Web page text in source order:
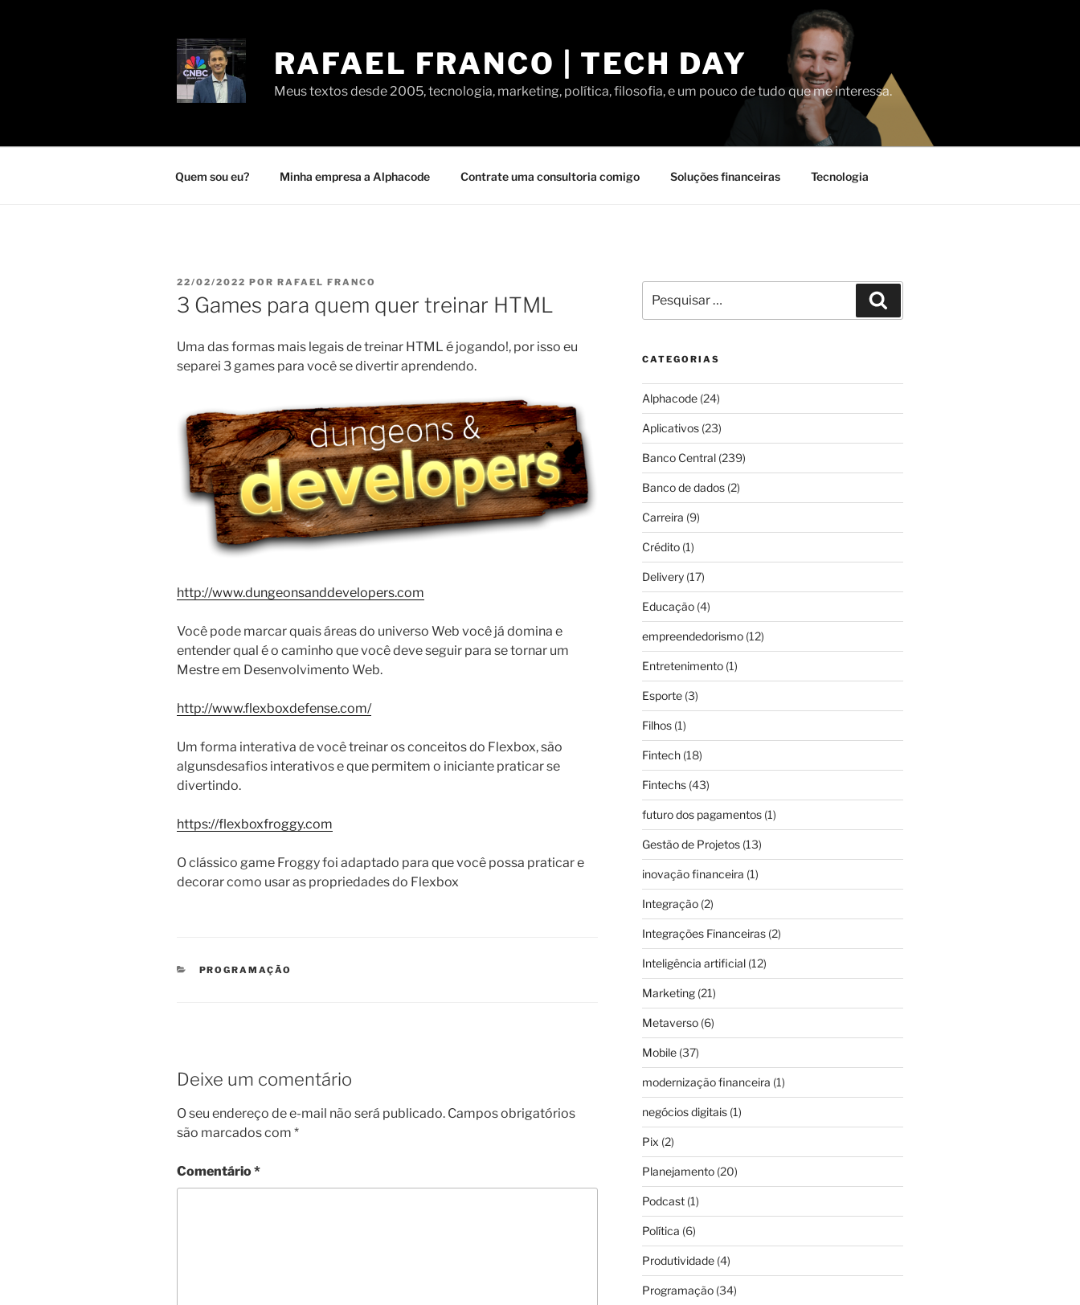
RAFAEL FRANCO | TECH DAY
Meus textos desde 2005, tecnologia, marketing, política, filosofia, e um pouco de tudo que me interessa.
Quem sou eu? Minha empresa a Alphacode Contrate uma consultoria comigo Soluções financeiras Tecnologia
PUBLICADO
EM
22/02/2022 POR RAFAEL FRANCO
3 Games para quem quer treinar HTML
Uma das formas mais legais de treinar HTML é jogando!, por isso eu
separei 3 games para você se divertir aprendendo.
http://www.dungeonsanddevelopers.com
Você pode marcar quais áreas do universo Web você já domina e
entender qual é o caminho que você deve seguir para se tornar um
Mestre em Desenvolvimento Web.
http://www.flexboxdefense.com/
Um forma interativa de você treinar os conceitos do Flexbox, são
algunsdesafios interativos e que permitem o iniciante praticar se
divertindo.
https://flexboxfroggy.com
O clássico game Froggy foi adaptado para que você possa praticar e
decorar como usar as propriedades do Flexbox
CATEGORIAS
PROGRAMAÇÃO
Deixe um comentário
O seu endereço de e-mail não será publicado. Campos obrigatórios
são marcados com *
Comentário*
por:
CATEGORIAS
Alphacode(24)
Aplicativos(23)
Banco Central(239)
Banco de dados(2)
Carreira (9)
Crédito(1)
Delivery(17)
Educação(4)
empreendedorismo(12)
Entretenimento(1)
Esporte(3)
Filhos(1)
Fintech(18)
Fintechs(43)
futuro dos pagamentos(1)
Gestão de Projetos(13)
inovação financeira (1)
Integração(2)
Integrações Financeiras(2)
Inteligência artificial(12)
Marketing(21)
Metaverso(6)
Mobile(37)
modernização financeira (1)
negócios digitais(1)
Pix (2)
Planejamento(20)
Podcast(1)
Política (6)
Produtividade(4)
Programação(34)